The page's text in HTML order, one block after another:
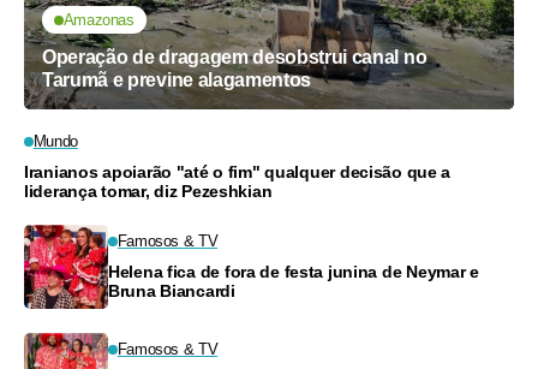
Amazonas
Operação de dragagem desobstrui canal no
Tarumã e previne alagamentos
Mundo
Iranianos apoiarão "até o fim" qualquer decisão que a
liderança tomar, diz Pezeshkian
Famosos & TV
Helena fica de fora de festa junina de Neymar e
Bruna Biancardi
Famosos & TV